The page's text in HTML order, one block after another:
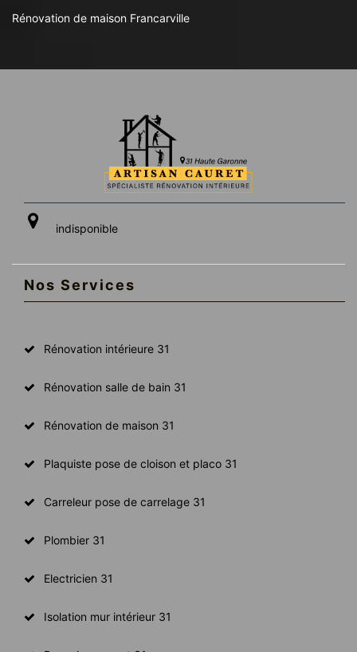
Rénovation de maison Francarville
indisponible
Nos Services
Rénovation intérieure 31
Rénovation salle de bain 31
Rénovation de maison 31
Plaquiste pose de cloison et placo 31
Carreleur pose de carrelage 31
Plombier 31
Electricien 31
Isolation mur intérieur 31